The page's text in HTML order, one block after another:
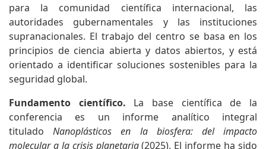
para la comunidad científica internacional, las
autoridades gubernamentales y las instituciones
supranacionales. El trabajo del centro se basa en los
principios de ciencia abierta y datos abiertos, y está
orientado a identificar soluciones sostenibles para la
seguridad global.
Fundamento científico. La base científica de la
conferencia es un informe analítico integral
titulado Nanoplásticos en la biosfera: del impacto
molecular a la crisis planetaria(2025). El informe ha sido